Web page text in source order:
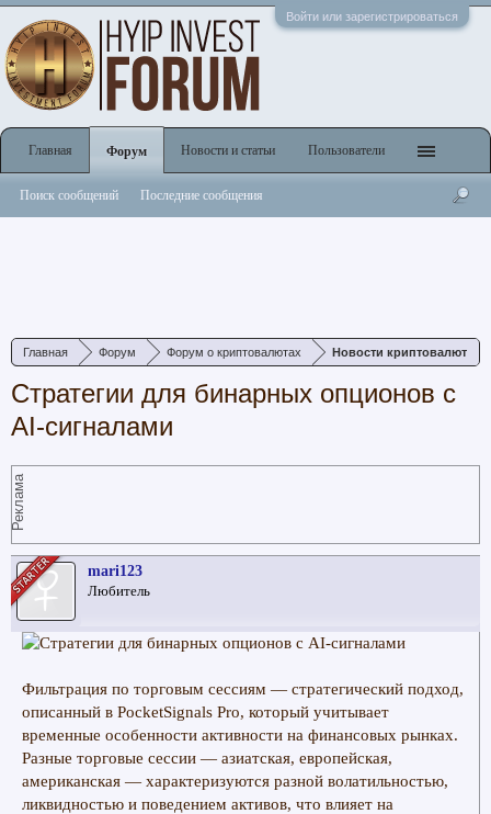
Войти или зарегистрироваться
Главная Форум Форум о криптовалютах Новости криптовалют
Стратегии для бинарных опционов с
AI-сигналами
Реклама
mari123
Любитель
Фильтрация по торговым сессиям — стратегический подход,
описанный в PocketSignals Pro, который учитывает
временные особенности активности на финансовых рынках.
Разные торговые сессии — азиатская, европейская,
американская — характеризуются разной волатильностью,
ликвидностью и поведением активов, что влияет на
Главная Форум
Поиск сообщений Последние сообщения
Новости и статьи Пользователи